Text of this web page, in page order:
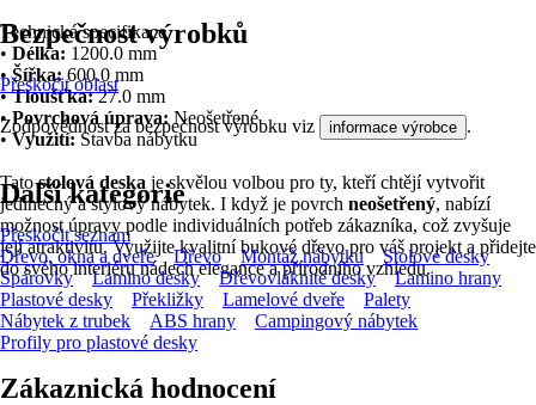
Technická specifikace
• Délka: 1200.0 mm
•Šířka:600.0 mm
•Tloušťka:27.0 mm
•Povrchová úprava: Neošetřené
•Využití:Stavba nábytku
Tatostolová deska je skvělou volbou pro ty, kteří chtějí vytvořit
jedinečný a stylový nábytek. I když je povrch neošetřený, nabízí
možnost úpravy podle individuálních potřeb zákazníka, což zvyšuje
její atraktivitu. Využijte kvalitní bukové dřevo pro váš projekt a přidejte
do svého interiéru nádech elegance a přírodního vzhledu.
Bezpečnost výrobků
Přeskočit oblast
Zodpovědnost za bezpečnost výrobku viz informace výrobce .
Další kategorie
Přeskočit seznam
Dřevo, okna a dveře
Dřevo Montáž nábytku
Stolové desky
Spárovky
Lamino desky Dřevovláknité desky
Lamino hrany
Plastové desky
Překližky Lamelové dveře
Palety
Nábytek z trubek
ABS hrany
Campingový nábytek
Profily pro plastové desky
Zákaznická hodnocení